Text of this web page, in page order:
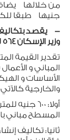
من خلالها
جنيها طبقا للكتاب
- يقصد بتكاليف
وزير الإسكان 564 لسنة 2023
تقدير القيمة
المباني و
الأساسات و
والخارجية
المسطح مباني